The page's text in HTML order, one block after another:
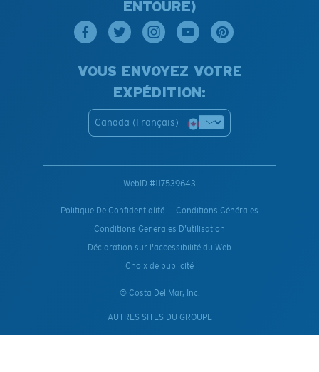
ENTOURE)
VOUS ENVOYEZ VOTRE
EXPÉDITION:
Canada (Français)
WebID #117539643
Politique De Confidentialité
Conditions Générales
Conditions Generales D’utilisation
Déclaration sur l'accessibilité du Web
Choix de publicité
© Costa Del Mar, Inc.
AUTRES SITES DU GROUPE